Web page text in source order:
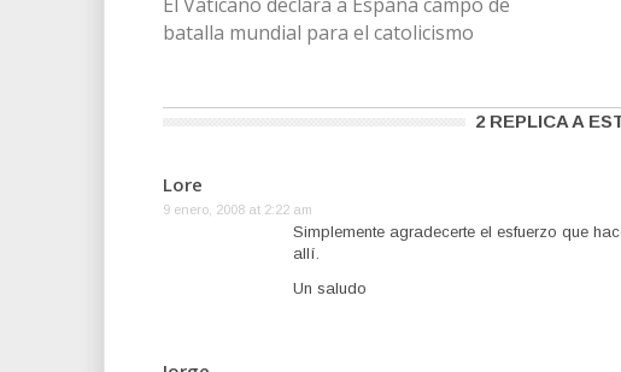
batalla mundial para el catolicismo
2 REPLICA A
Lore
9 enero, 2008 at 2:22 am
Simplemente agradecerte el esfuerzo que
allí.
Un saludo